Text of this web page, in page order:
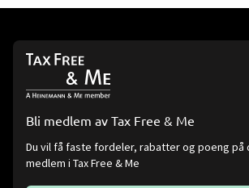
Bli medlem av Tax Free & Me
Du vil få faste fordeler, rabatter og poeng på
medlem i Tax Free & Me